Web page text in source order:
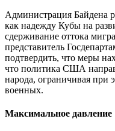
Администрация Байдена
как надежду Кубы на
сдерживание оттока
представитель
подтвердить, что меры
что политика США
народа, ограничивая при
военных.
Максимальное давление